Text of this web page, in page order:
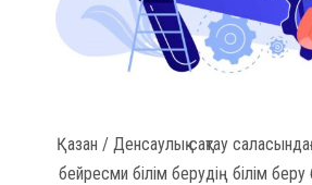
Қазан / Денсаулық сақтау
бейресми білім берудің білім